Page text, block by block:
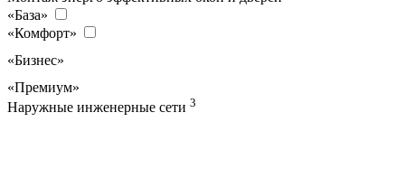
«База»
«Комфорт»
«Бизнес»
«Премиум»
Наружные инженерные сети 3